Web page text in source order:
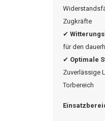
Zugkräfte
✔
für den
✔ Optimale
Zuverlässige
Torbereich